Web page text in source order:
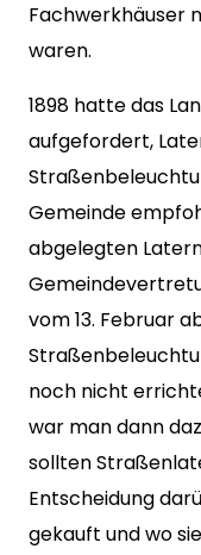
Fachwerkhäuser
waren.
1898 hatte das
aufgefordert,
Gemeinde
abgelegten
vom 13. Februar
noch nicht
war man dann
sollten
Entscheidung
gekauft und wo